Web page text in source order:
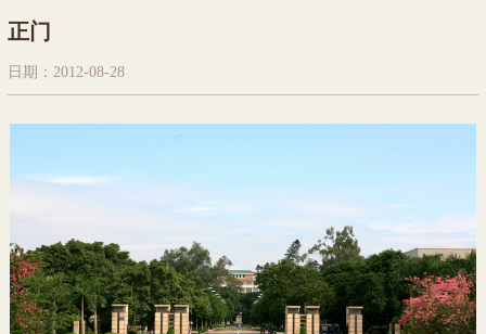
正门
日期：2012-08-28